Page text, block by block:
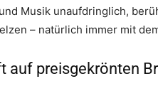
Musik unaufdringlich,
– natürlich immer mit
auf preisgekrönten